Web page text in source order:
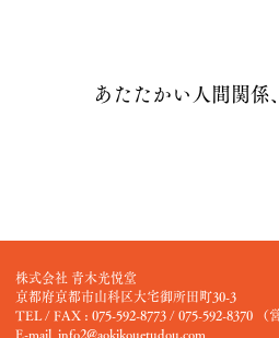
あたたかい人間関
株式会社 青木光悦堂
京都府京都市山科区大宅御所田町30-3
TEL / FAX : 075-592-8773 / 075-592-8370 （
E-mail info2@aokikouetudou.com